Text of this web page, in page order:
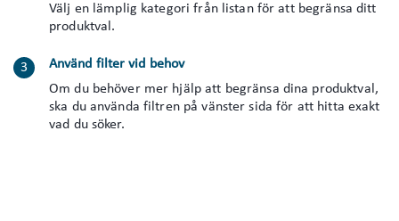
Välj en lämplig kategori från listan för att begränsa ditt
produktval.
Använd filter vid behov
Om du behöver mer hjälp att begränsa dina produktval,
ska du använda filtren på vänster sida för att hitta exakt
vad du söker.